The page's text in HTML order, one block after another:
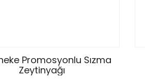
Promosyonlu Sızma
Zeytinyağı